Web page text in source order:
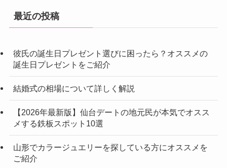
最近の投稿
彼氏の誕生日プレゼント選びに困ったら？オススメの
誕生日プレゼントをご紹介
結婚式の相場について詳しく解説
【2026年最新版】仙台デートの地元民が本気でオスス
メする鉄板スポット10選
山形でカラージュエリーを探している方にオススメを
ご紹介